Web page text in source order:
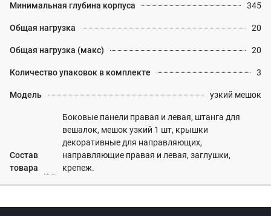
Минимальная глубина корпуса 345
Общая нагрузка 20
Общая нагрузка (макс) 20
Количество упаковок в комплекте 3
Модель узкий мешок
Состав
товара
Боковые панели правая и левая, штанга для
вешалок, мешок узкий 1 шт, крышки
декоративные для направляющих,
направляющие правая и левая, заглушки,
крепеж.